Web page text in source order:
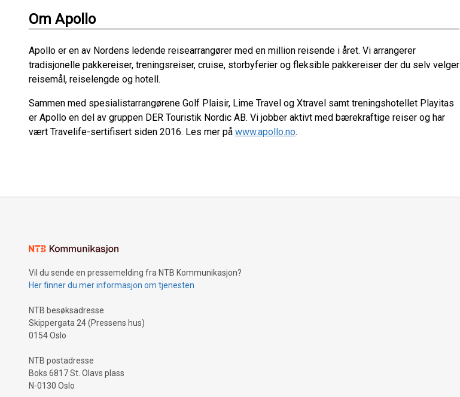
Om Apollo
Apollo er en av Nordens ledende reisearrangører med en million reisende i året. Vi arrangerer
tradisjonelle pakkereiser, treningsreiser, cruise, storbyferier og fleksible pakkereiser der du selv velger
reisemål, reiselengde og hotell.
Sammen med spesialistarrangørene Golf Plaisir, Lime Travel og Xtravel samt treningshotellet Playitas
er Apollo en del av gruppen DER Touristik Nordic AB. Vi jobber aktivt med bærekraftige reiser og har
vært Travelife-sertifisert siden 2016. Les mer på www.apollo.no.
Vil du sende en pressemelding fra NTB Kommunikasjon?
Her finner du mer informasjon om tjenesten
NTB besøksadresse
Skippergata 24 (Pressens hus)
0154 Oslo
NTB postadresse
Boks 6817 St. Olavs plass
N-0130 Oslo